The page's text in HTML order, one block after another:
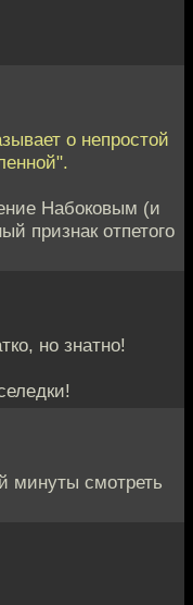
о непростой
Набоковым (и
признак отпетого
но знатно!
минуты смотреть